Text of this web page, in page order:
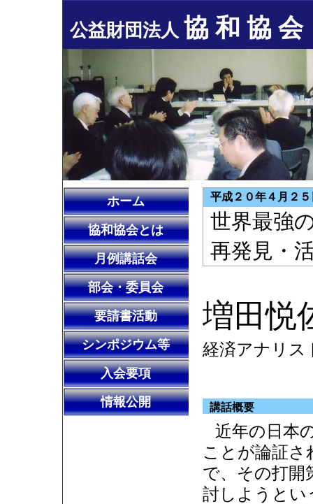
公益財団法人 協 和 協 会
ホーム
協和協会とは
月例講話会
部会・委員会
要請書活動
シンポジウム等
入会要項
情報公開
平成２０年４月２
世界最強
再発見・
増田悦
経済アナリス
講話概要
近年の日本
ことが論証
で、その打開
討しようとい